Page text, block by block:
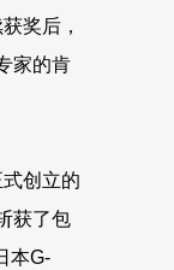
奖后，
家的肯
创立的
获了包
本G-